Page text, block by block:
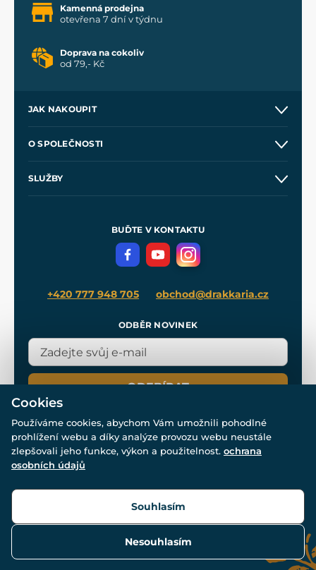
Kamenná prodejna
otevřena 7 dní v týdnu
Doprava na cokoliv
od 79,- Kč
JAK NAKOUPIT
Velkoobchod
O SPOLEČNOSTI
SLUŽBY
Meče pro Kingdom Come
BUĎTE V KONTAKTU
+420 777 948 705 obchod@drakkaria.cz
ODBĚR NOVINEK
ODEBÍRAT
© Všechna práva vyhrazena. www.drakkaria.cz 2007-2026.
Cookies
Používáme cookies, abychom Vám umožnili pohodlné
prohlížení webu a díky analýze provozu webu neustále
zlepšovali jeho funkce, výkon a použitelnost. ochrana
osobních údajů
Nesouhlasím
Souhlasím